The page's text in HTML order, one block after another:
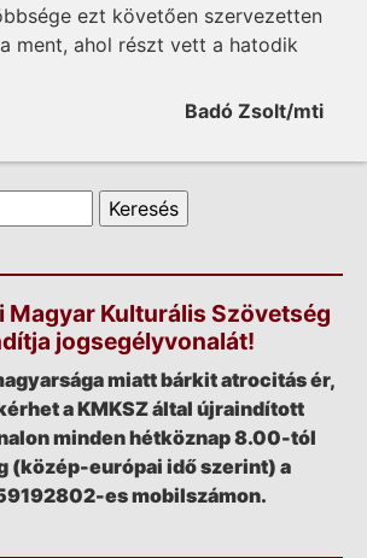
ezt követően szervezetten
ment, ahol részt vett a hatodik
Badó Zsolt/mti
Magyar Kulturális Szövetség
jogsegélyvonalát!
miatt bárkit atrocitás ér,
a KMKSZ által újraindított
minden hétköznap 8.00-tól
(közép-európai idő szerint) a
es mobilszámon.